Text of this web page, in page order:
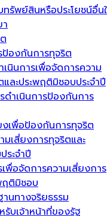
ทรัพย์สินหรือประโยชน์อื่น
า
องกันการทุจริต
นินการเพื่อจัดการความ
ละประพฤติมิชอบประจำปี
ดำเนินการป้องกันการ
งเพื่อป้องกันการทุจริต
มเสี่ยงการทุจริตและ
ระจำปี
พื่อจัดการความเสี่ยงการ
ฤติมิชอบ
านทางจริยธรรม
รับเจ้าหน้าที่ของรัฐ